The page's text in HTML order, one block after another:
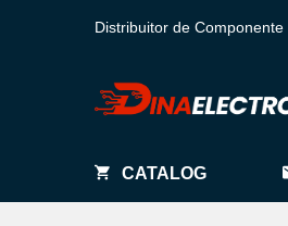
Distribuitor de
CATALOG